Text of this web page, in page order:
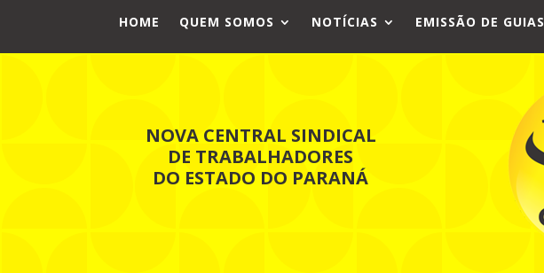
HOME QUEM SOMOS NOTÍCIAS EMISSÃO DE GUIAS
NOVA CENTRAL SINDICAL
DE TRABALHADORES
DO ESTADO DO PARANÁ